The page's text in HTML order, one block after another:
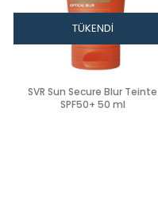
TÜKENDI
SVR Sun Secure Blur Teinte
SPF50+ 50 ml